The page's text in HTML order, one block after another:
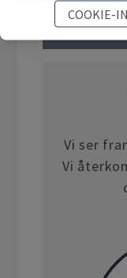
Vi ser
Vi
COOKIE-